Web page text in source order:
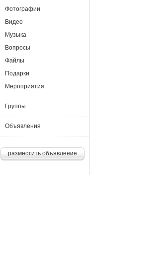
Фотографии
Видео
Музыка
Вопросы
Файлы
Подарки
Мероприятия
Группы
Объявления
разместить объявление